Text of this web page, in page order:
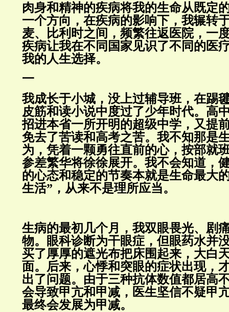
肉身和精神的疾病将我的生命从既定
一个方向，在疾病的影响下，我辗转
麦、比利时之间，频繁往返医院，一
疾病让我在不同国家见识了不同的医
我的人生选择。
一
我成长于小城，没上过辅导班，在踢
皮筋和读小说中度过了少年时代。高
招进本省一所开明的超级中学，又提
免去了苦读和高考之苦。我不知那是
为，凭着一颗勇往直前的心，按部就
参差繁华将徐徐展开。我不会知道，
的心态和稳定的节奏本就是生命最大
生活”，从来不是理所应当。
生病的最初几个月，我双眼畏光、剧
物。眼科诊断为干眼症，但眼药水并
买了厚厚的遮光布把床围起来，大白
面。后来，心悸和突眼的症状出现，
出了问题。由于三种抗体数值都居高
会导致甲亢和甲减，医生坚信不疑甲
最终会发展为甲减。